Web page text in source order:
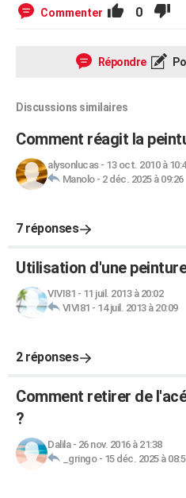
Commenter 0
Répondre
Discussions similaires
Comment réagit la
alysonlucas- 13 oct. 2010 à
Manolo- 2 déc. 2025 à 09:26
7 réponses
Utilisation d'une
VIVI81 - 11 juil. 2013 à 20:02
VIVI81 - 14 juil. 2013 à 20:09
2 réponses
Comment retirer de
?
Dalila- 26 nov. 2016 à 21:38
_gringo- 15 déc. 2025 à